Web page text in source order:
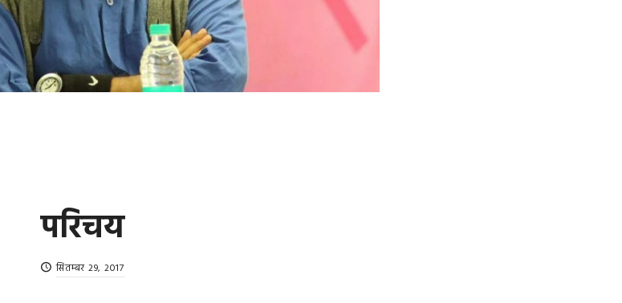
परिचय
सितम्बर 29, 2017